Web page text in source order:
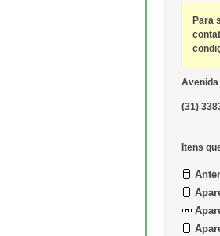
Para
Avenida
(31)
Itens